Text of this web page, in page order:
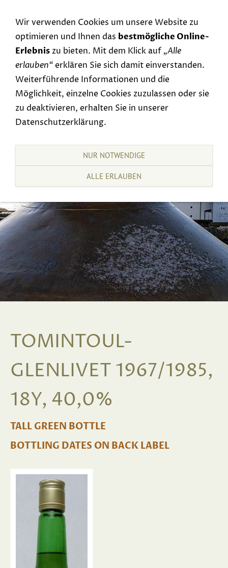
TOMINTOUL-
GLENLIVET 1967/1985,
18Y, 40,0%
TALL GREEN BOTTLE
BOTTLING DATES ON BACK LABEL
Wir verwenden Cookies um unsere Website zu
optimieren und Ihnen das bestmögliche Online-
Erlebniszu bieten. Mit dem Klick auf „Alle
erlauben“erklären Sie sich damit einverstanden.
Weiterführende Informationen und die
Möglichkeit, einzelne Cookies zuzulassen oder sie
zu deaktivieren, erhalten Sie in unserer
Datenschutzerklärung.
NUR NOTWENDIGE
ALLE ERLAUBEN